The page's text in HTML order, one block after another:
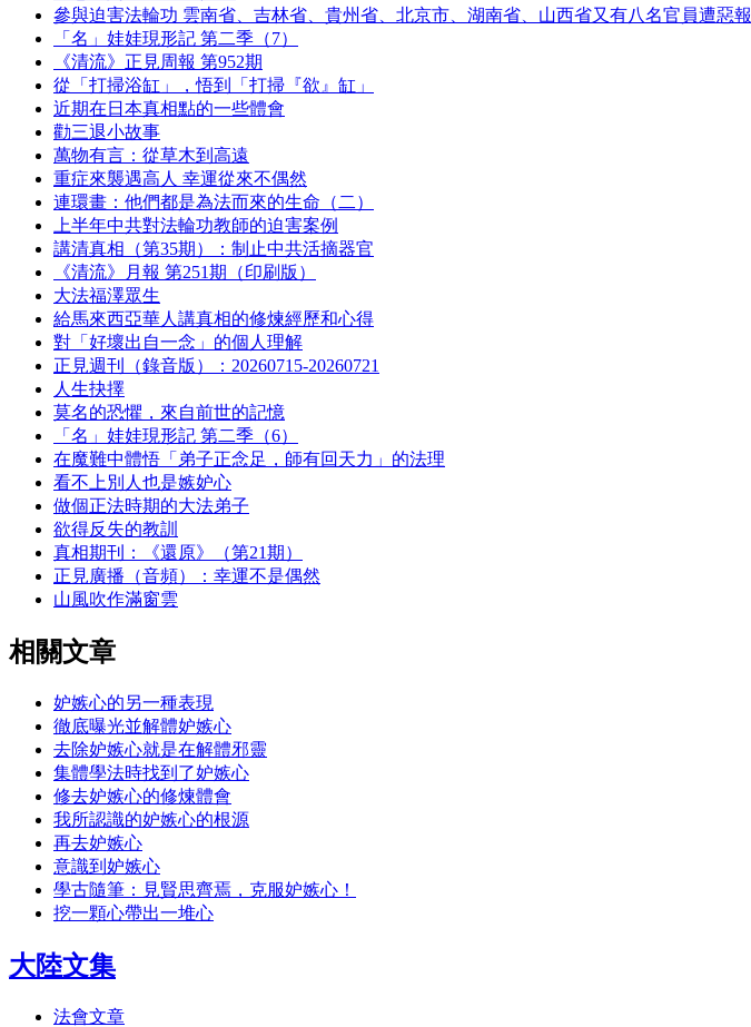
參與迫害法輪功 雲南省、吉林省、貴州省、北京市、湖南省、山西省又有八名官員遭惡報
「名」娃娃現形記 第二季（7）
《清流》正見周報 第952期
從「打掃浴缸」，悟到「打掃『欲』缸」
近期在日本真相點的一些體會
勸三退小故事
萬物有言：從草木到高遠
重症來襲遇高人 幸運從來不偶然
連環畫：他們都是為法而來的生命（二）
上半年中共對法輪功教師的迫害案例
講清真相（第35期）：制止中共活摘器官
《清流》月報 第251期（印刷版）
大法福澤眾生
給馬來西亞華人講真相的修煉經歷和心得
對「好壞出自一念」的個人理解
正見週刊（錄音版）：20260715-20260721
人生抉擇
莫名的恐懼，來自前世的記憶
「名」娃娃現形記 第二季（6）
在魔難中體悟「弟子正念足，師有回天力」的法理
看不上別人也是嫉妒心
做個正法時期的大法弟子
欲得反失的教訓
真相期刊：《還原》（第21期）
正見廣播（音頻）：幸運不是偶然
山風吹作滿窗雲
相關文章
妒嫉心的另一種表現
徹底曝光並解體妒嫉心
去除妒嫉心就是在解體邪靈
集體學法時找到了妒嫉心
修去妒嫉心的修煉體會
我所認識的妒嫉心的根源
再去妒嫉心
意識到妒嫉心
學古隨筆：見賢思齊焉，克服妒嫉心！
挖一顆心帶出一堆心
大陸文集
法會文章